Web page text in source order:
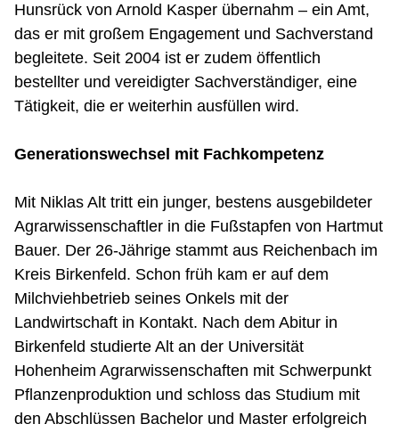
Hunsrück von Arnold Kasper übernahm – ein Amt,
das er mit großem Engagement und Sachverstand
begleitete. Seit 2004 ist er zudem öffentlich
bestellter und vereidigter Sachverständiger, eine
Tätigkeit, die er weiterhin ausfüllen wird.
Generationswechsel mit Fachkompetenz
Mit Niklas Alt tritt ein junger, bestens ausgebildeter
Agrarwissenschaftler in die Fußstapfen von Hartmut
Bauer. Der 26-Jährige stammt aus Reichenbach im
Kreis Birkenfeld. Schon früh kam er auf dem
Milchviehbetrieb seines Onkels mit der
Landwirtschaft in Kontakt. Nach dem Abitur in
Birkenfeld studierte Alt an der Universität
Hohenheim Agrarwissenschaften mit Schwerpunkt
Pflanzenproduktion und schloss das Studium mit
den Abschlüssen Bachelor und Master erfolgreich